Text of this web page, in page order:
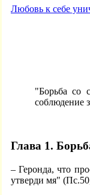
Любовь к себе
"Борьба со
соблюдение
Глава 1.
– Геронда, что
утверди мя"